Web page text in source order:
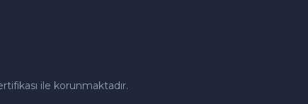
ile korunmaktadır.